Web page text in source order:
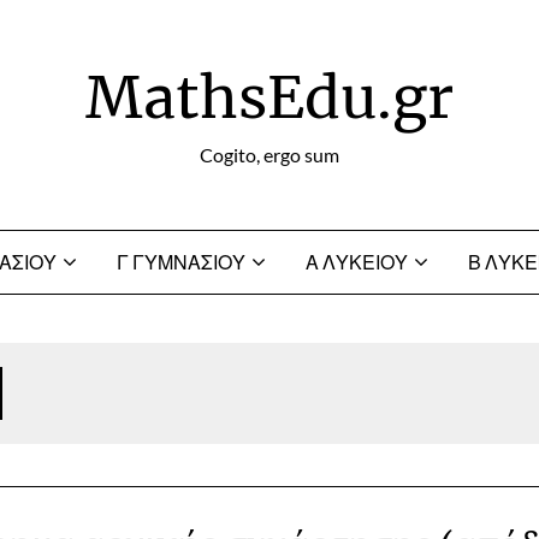
MathsEdu.gr
Cogito, ergo sum
Γ ΓΥΜΝΑΣΙΟΥ Α ΛΥΚΕΙΟΥ Β